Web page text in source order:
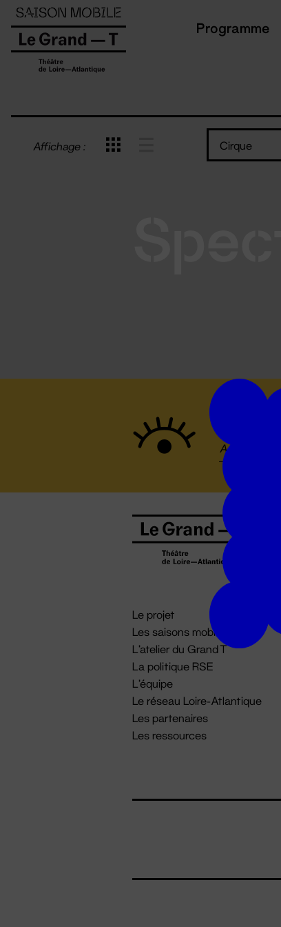
Programme
Affichage : Cirque
Le projet
Les saisons mobiles
L'atelier du Grand T
La politique RSE
L'équipe
Le réseau Loire-Atlantique
Les partenaires
Les ressources
Panneau de gestion des cookies